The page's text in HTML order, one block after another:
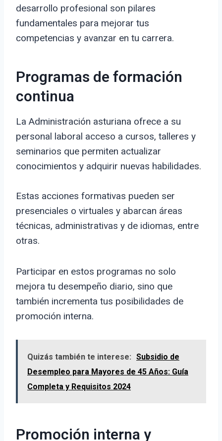
desarrollo profesional son pilares
fundamentales para mejorar tus
competencias y avanzar en tu carrera.
Programas de formación
continua
La Administración asturiana ofrece a su
personal laboral acceso a cursos, talleres y
seminarios que permiten actualizar
conocimientos y adquirir nuevas habilidades.
Estas acciones formativas pueden ser
presenciales o virtuales y abarcan áreas
técnicas, administrativas y de idiomas, entre
otras.
Participar en estos programas no solo
mejora tu desempeño diario, sino que
también incrementa tus posibilidades de
promoción interna.
Quizás también te interese: Subsidio de
Desempleo para Mayores de 45 Años: Guía
Completa y Requisitos 2024
Promoción interna y